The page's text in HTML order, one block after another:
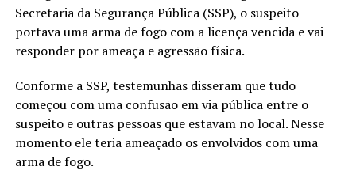
Secretaria da Segurança Pública (SSP), o suspeito
portava uma arma de fogo com a licença vencida e vai
responder por ameaça e agressão física.
Conforme a SSP, testemunhas disseram que tudo
começou com uma confusão em via pública entre o
suspeito e outras pessoas que estavam no local. Nesse
momento ele teria ameaçado os envolvidos com uma
arma de fogo.